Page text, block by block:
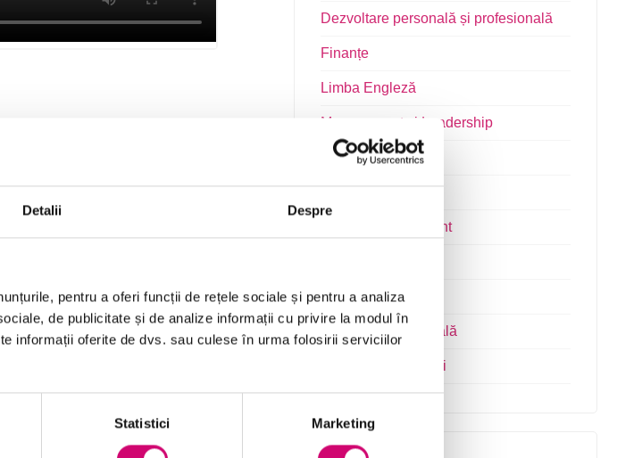
Detalii Despre
pentru a oferi funcții de rețele sociale și pentru a analiza
de publicitate și de analize informații cu privire la modul în
informații oferite de dvs. sau culese în urma folosirii serviciilor
Statistici Marketing
succesiuni de slide-
acest curs, veți învăța
slide-urilor și redarea
a asigura
când susțineți o
Microsoft PowerPoint
și gesturi cu cursorul
Dezvoltare personală și profesională
Finanțe
Limba Engleză
Management și Leadership
Marketing
Project Management
Serviciul clienți
Transformare Digitală
Vânzări și negocieri